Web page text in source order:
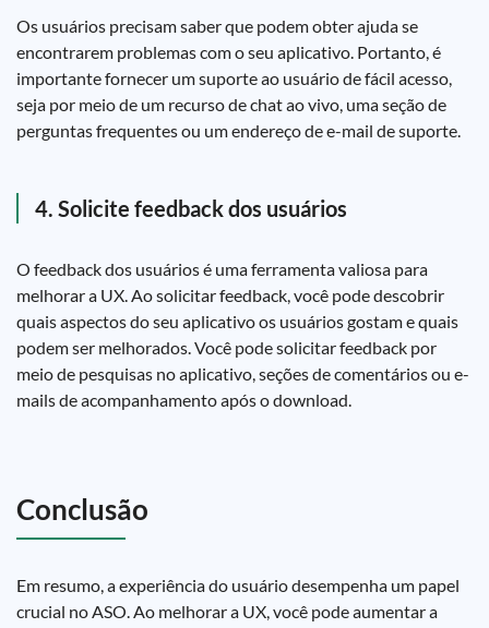
Os usuários precisam saber que podem obter ajuda se
encontrarem problemas com o seu aplicativo. Portanto, é
importante fornecer um suporte ao usuário de fácil acesso,
seja por meio de um recurso de chat ao vivo, uma seção de
perguntas frequentes ou um endereço de e-mail de suporte.
4. Solicite feedback dos usuários
O feedback dos usuários é uma ferramenta valiosa para
melhorar a UX. Ao solicitar feedback, você pode descobrir
quais aspectos do seu aplicativo os usuários gostam e quais
podem ser melhorados. Você pode solicitar feedback por
meio de pesquisas no aplicativo, seções de comentários ou e-
mails de acompanhamento após o download.
Conclusão
Em resumo, a experiência do usuário desempenha um papel
crucial no ASO. Ao melhorar a UX, você pode aumentar a